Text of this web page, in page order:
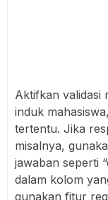
Aktifkan validasi
induk
tertentu. Jika
misalnya,
jawaban seperti
dalam kolom
gunakan fitur